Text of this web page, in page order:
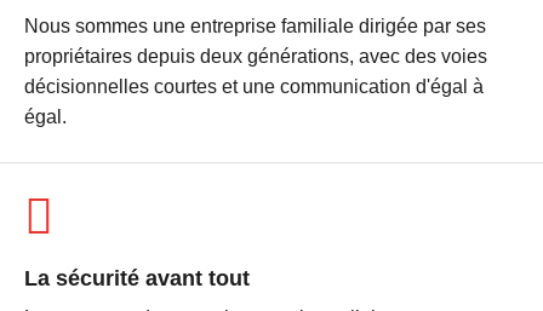
Nous sommes une entreprise familiale dirigée par ses
propriétaires depuis deux générations, avec des voies
décisionnelles courtes et une communication d'égal à
égal.
La sécurité avant tout